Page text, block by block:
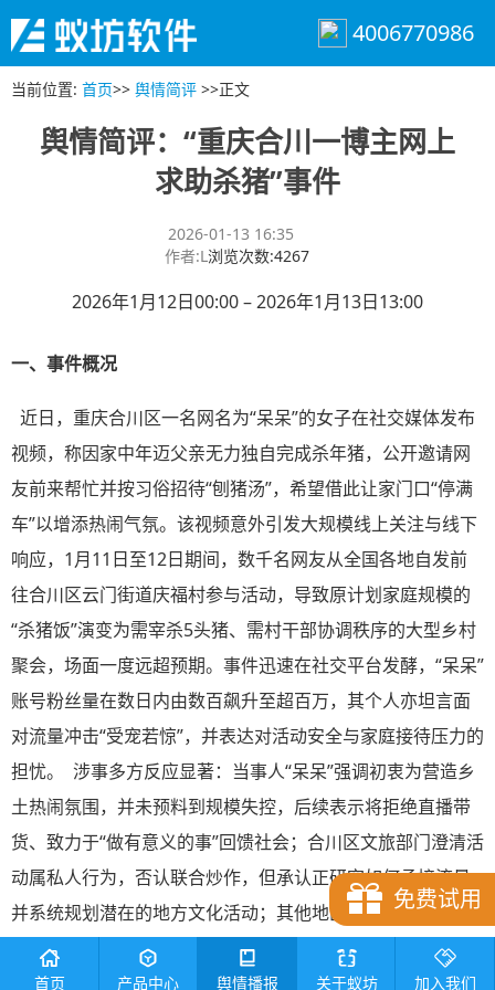
4006770986
当前位置: 首页>> 舆情简评 >>正文
舆情简评：“重庆合川一博主网上
求助杀猪”事件
2026-01-13 16:35
作者:L浏览次数:4267
2026年1月12日00:00 – 2026年1月13日13:00
一、事件概况
近日，重庆合川区一名网名为“呆呆”的女子在社交媒体发布
视频，称因家中年迈父亲无力独自完成杀年猪，公开邀请网
友前来帮忙并按习俗招待“刨猪汤”，希望借此让家门口“停满
车”以增添热闹气氛。该视频意外引发大规模线上关注与线下
响应，1月11日至12日期间，数千名网友从全国各地自发前
往合川区云门街道庆福村参与活动，导致原计划家庭规模的
“杀猪饭”演变为需宰杀5头猪、需村干部协调秩序的大型乡村
聚会，场面一度远超预期。事件迅速在社交平台发酵，“呆呆”
账号粉丝量在数日内由数百飙升至超百万，其个人亦坦言面
对流量冲击“受宠若惊”，并表达对活动安全与家庭接待压力的
担忧。 涉事多方反应显著：当事人“呆呆”强调初衷为营造乡
土热闹氛围，并未预料到规模失控，后续表示将拒绝直播带
货、致力于“做有意义的事”回馈社会；合川区文旅部门澄清活
动属私人行为，否认联合炒作，但承认正研究如何承接流量
并系统规划潜在的地方文化活动；其他地区如湖南有网民效
仿发起类似邀请，反映出事件对乡村民俗传播的带动效应。
媒体关注焦点集中于事件爆火的乡土情怀基础、流量经济的
免费试用
首页 产品中心 舆情播报 关于蚁坊 加入我们